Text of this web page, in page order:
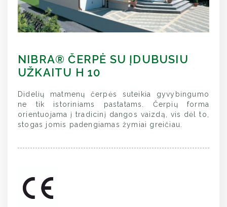
NIBRA® ČERPĖ SU ĮDUBUSIU
UŽKAITU H 10
Didelių matmenų čerpės suteikia gyvybingumo
ne tik istoriniams pastatams. Čerpių forma
orientuojama į tradicinį dangos vaizdą, vis dėl to,
stogas jomis padengiamas žymiai greičiau.